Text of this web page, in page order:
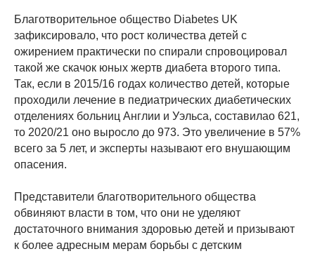
Благотворительное общество Diabetes UK
зафиксировало, что рост количества детей с
ожирением практически по спирали спровоцировал
такой же скачок юных жертв диабета второго типа.
Так, если в 2015/16 годах количество детей, которые
проходили лечение в педиатрических диабетических
отделениях больниц Англии и Уэльса, составилао 621,
то 2020/21 оно выросло до 973. Это увеличение в 57%
всего за 5 лет, и эксперты называют его внушающим
опасения.
Представители благотворительного общества
обвиняют власти в том, что они не уделяют
достаточного внимания здоровью детей и призывают
к более адресным мерам борьбы с детским